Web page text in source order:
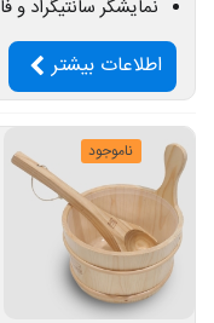
نمایشگر سانتیگراد و
اطلاعات بیشتر
ناموجود